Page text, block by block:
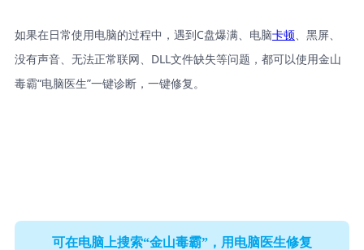
如果在日常使用电脑的过程中，遇到C盘爆满、电脑卡顿、黑屏、
没有声音、无法正常联网、DLL文件缺失等问题，都可以使用金山
毒霸“电脑医生”一键诊断，一键修复。
可在电脑上搜索“金山毒霸”，用电脑医生修复